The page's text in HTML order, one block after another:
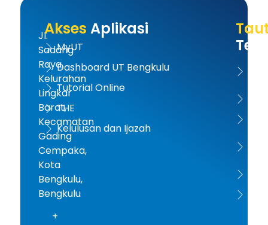
Jl.
Sadang
Raya,
Kelurahan
Lingkar
Barat,
Kecamatan
Gading
Cempaka,
Kota
Bengkulu,
Bengkulu
+
Akses Aplikasi
MyUT
Dashboard UT Bengkulu
Tutorial Online
THE
Kelulusan dan Ijazah